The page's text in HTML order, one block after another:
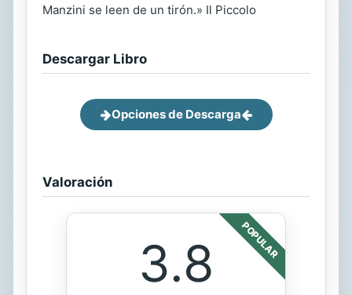
Manzini se leen de un tirón.» Il Piccolo
Descargar Libro
Opciones de Descarga
Valoración
POPULAR
3.8